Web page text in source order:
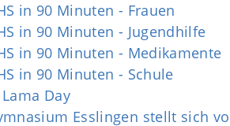
in 90 Minuten - Frauen
in 90 Minuten - Jugendhilfe
in 90 Minuten - Medikamente
in 90 Minuten - Schule
Day
Esslingen stellt sich